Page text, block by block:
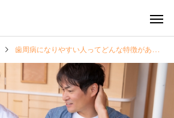
歯周病になりやすい人ってどんな特徴がある？